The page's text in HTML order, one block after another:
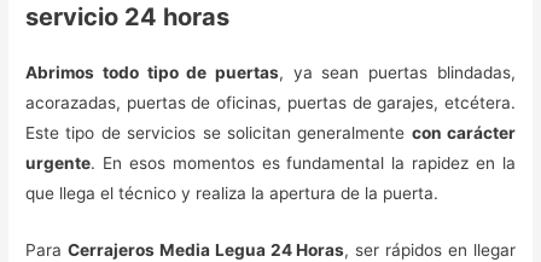
servicio 24 horas
Abrimos todo tipo de puertas, ya sean puertas blindadas,
acorazadas, puertas de oficinas, puertas de garajes, etcétera.
Este tipo de servicios se solicitan generalmente con carácter
urgente. En esos momentos es fundamental la rapidez en la
que llega el técnico y realiza la apertura de la puerta.
Para Cerrajeros Media Legua 24 Horas, ser rápidos en llegar